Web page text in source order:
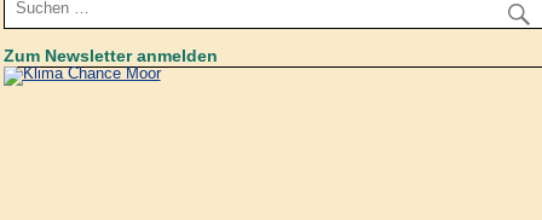
Zum Newsletter anmelden